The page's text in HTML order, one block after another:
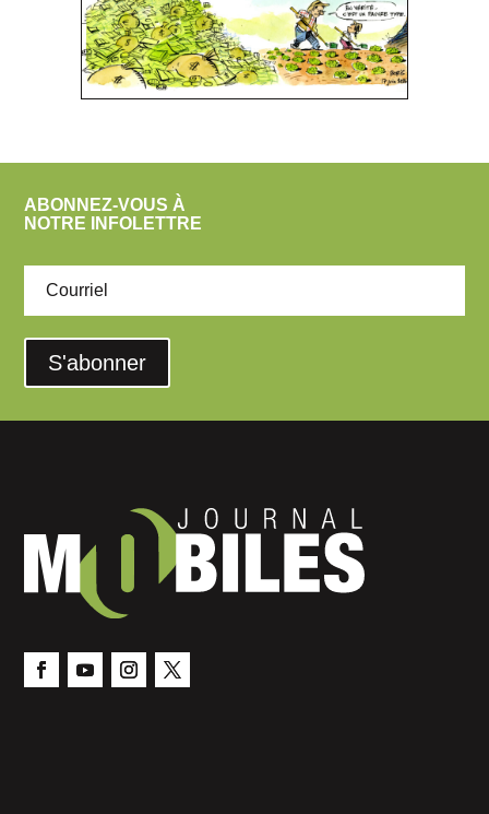
ABONNEZ-VOUS À
NOTRE INFOLETTRE
S'abonner